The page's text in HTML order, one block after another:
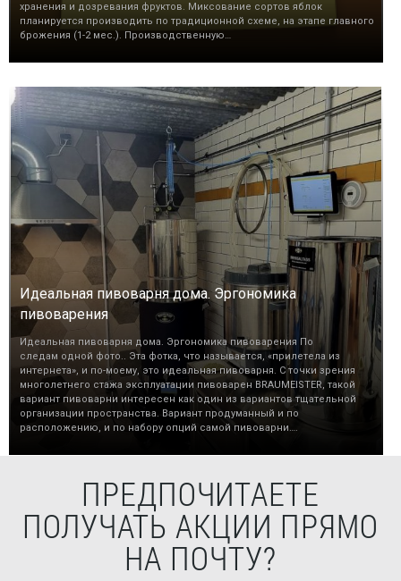
хранения и дозревания фруктов. Миксование сортов яблок
планируется производить по традиционной схеме, на этапе главного
брожения (1-2 мес.). Производственную…
Идеальная пивоварня дома. Эргономика
пивоварения
Идеальная пивоварня дома. Эргономика пивоварения По
следам одной фото.. Эта фотка, что называется, «прилетела из
интернета», и по-моему, это идеальная пивоварня. С точки зрения
многолетнего стажа эксплуатации пивоварен BRAUMEISTER, такой
вариант пивоварни интересен как один из вариантов тщательной
организации пространства. Вариант продуманный и по
расположению, и по набору опций самой пивоварни….
ПРЕДПОЧИТАЕТЕ
ПОЛУЧАТЬ АКЦИИ ПРЯМО
НА ПОЧТУ?